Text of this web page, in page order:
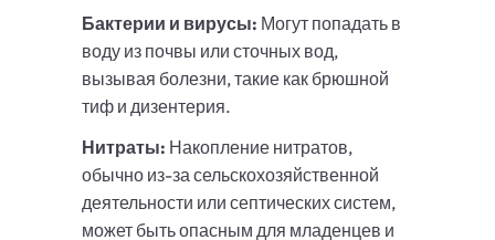
Бактерии и вирусы: Могут попадать в
воду из почвы или сточных вод,
вызывая болезни, такие как брюшной
тиф и дизентерия.
Нитраты: Накопление нитратов,
обычно из-за сельскохозяйственной
деятельности или септических систем,
может быть опасным для младенцев и